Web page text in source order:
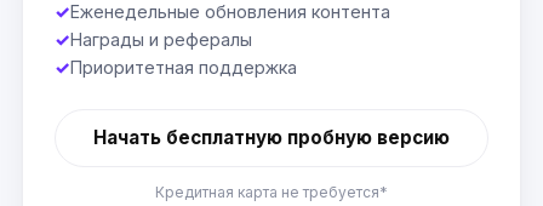
✓Еженедельные обновления контента
✓Награды и рефералы
✓Приоритетная поддержка
Начать бесплатную пробную версию
Кредитная карта не требуется*